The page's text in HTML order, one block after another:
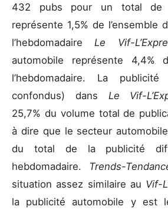
432 pubs pour un total de
représente 1,5% de l’ensemble
l’hebdomadaire Le Vif-
automobile représente 4,4%
l’hebdomadaire. La
confondus) dans Le Vif-
25,7% du volume total de
à dire que le secteur
du total de la publicité
hebdomadaire. Trends-
situation assez similaire au Vif-
la publicité automobile y est